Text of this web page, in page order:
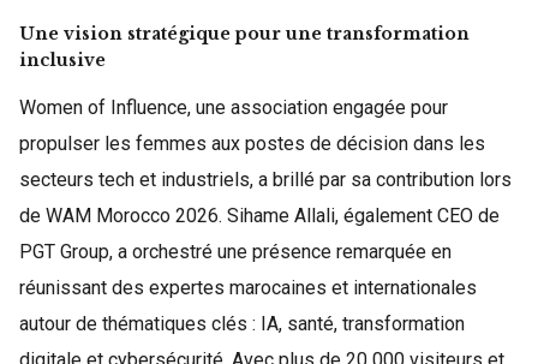
Une vision stratégique pour une transformation
inclusive
Women of Influence, une association engagée pour
propulser les femmes aux postes de décision dans les
secteurs tech et industriels, a brillé par sa contribution lors
de WAM Morocco 2026. Sihame Allali, également CEO de
PGT Group, a orchestré une présence remarquée en
réunissant des expertes marocaines et internationales
autour de thématiques clés : IA, santé, transformation